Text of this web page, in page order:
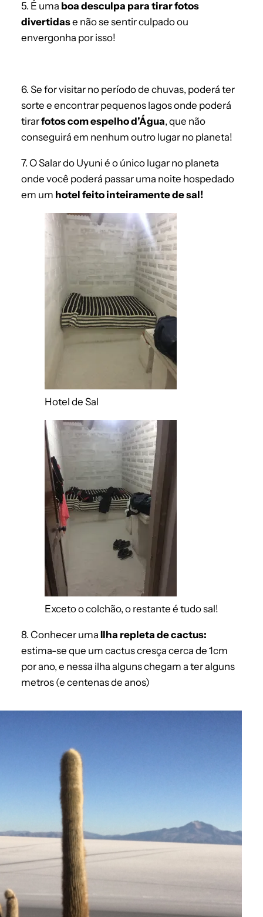
5. É uma boa desculpa para tirar fotos
divertidase não se sentir culpado ou
envergonha por isso!
6. Se for visitar no período de chuvas, poderá ter
sorte e encontrar pequenos lagos onde poderá
tirarfotos com espelho d’Água, que não
conseguirá em nenhum outro lugar no planeta!
7. O Salar do Uyuni é o único lugar no planeta
onde você poderá passar uma noite hospedado
em um hotel feito inteiramente de sal!
Hotel de Sal
Exceto o colchão, o restante é tudo sal!
8. Conhecer uma Ilha repleta de cactus:
estima-se que um cactus cresça cerca de 1cm
por ano, e nessa ilha alguns chegam a ter alguns
metros (e centenas de anos)